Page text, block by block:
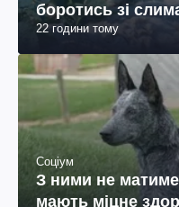
боротись зі
22 години тому
Соціум
З ними не
мають міцне